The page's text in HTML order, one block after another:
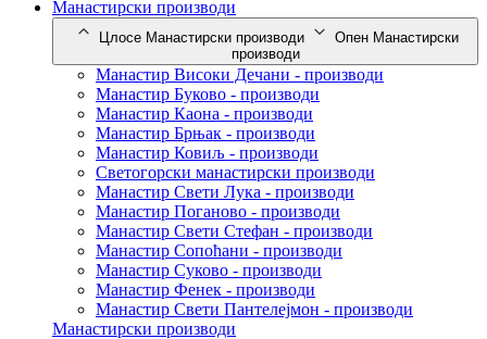
Манастирски производи
Цлосе Манастирски производи
Опен Манастирски
производи
Манастир Високи Дечани - производи
Манастир Буково - производи
Манастир Каона - производи
Манастир Брњак - производи
Манастир Ковиљ - производи
Светогорски манастирски производи
Манастир Свети Лука - производи
Манастир Поганово - производи
Манастир Свети Стефан - производи
Манастир Сопоћани - производи
Манастир Суково - производи
Манастир Фенек - производи
Манастир Свети Пантелејмон - производи
Манастирски производи